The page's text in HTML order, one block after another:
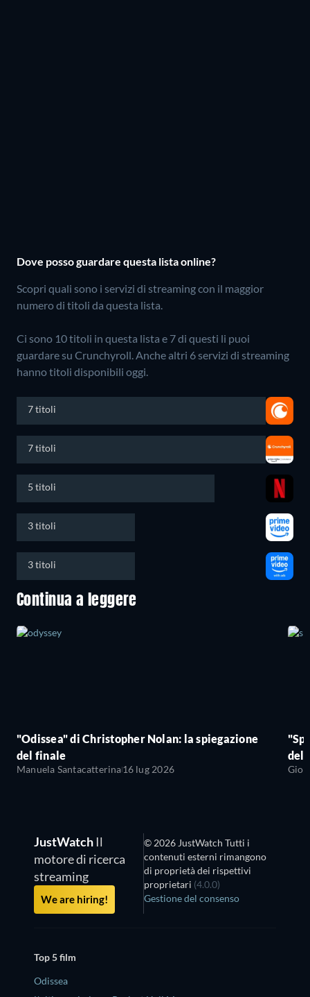
Dove posso guardare questa lista online?
Scopri quali sono i servizi di streaming con il maggior
numero di titoli da questa lista.
Ci sono 10 titoli in questa lista e 7 di questi li puoi
guardare su Crunchyroll.Anche altri 6 servizi di streaming
hanno titoli disponibili oggi.
7 titoli
7 titoli
5 titoli
3 titoli
3 titoli
Continua a leggere
"Odissea" di Christopher Nolan: la spiegazione
del finale
Manuela Santacatterina16 lug 2026
del
JustWatch Il
motore di ricerca
streaming
We are hiring!
© 2026 JustWatch Tutti i
contenuti esterni rimangono
di proprietà dei rispettivi
proprietari (4.0.0)
Gestione del consenso
Top 5 film
Odissea